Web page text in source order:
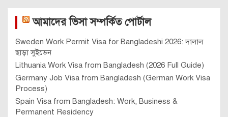
আমাদের ভিসা সম্পর্কিত পোর্টাল
Sweden Work Permit Visa for Bangladeshi 2026: দালাল
ছাড়া সুইডেন
Lithuania Work Visa from Bangladesh (2026 Full Guide)
Germany Job Visa from Bangladesh (German Work Visa
Process)
Spain Visa from Bangladesh: Work, Business &
Permanent Residency